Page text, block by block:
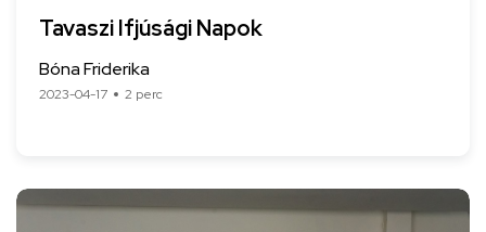
Tavaszi Ifjúsági Napok
Bóna Friderika
2023-04-17 2 perc